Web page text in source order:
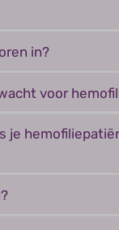
in?
voor
je